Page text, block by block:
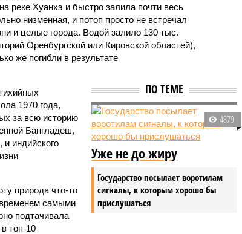
реке Хуанхэ и быстро залила почти весь
низменная, и потоп просто не встречал
и целые города. Водой залило 130 тыс.
Оренбургской или Кировской областей),
же погибли в результате
ПО ТЕМЕ
4879
Уже не до жиру
Государство посылает воротилам
сигналы, к которым хорошо бы
прислушаться
1970 года,
за всю историю
Бангладеш,
индийского
природа что-то
самыми
подтачивала
топ-10